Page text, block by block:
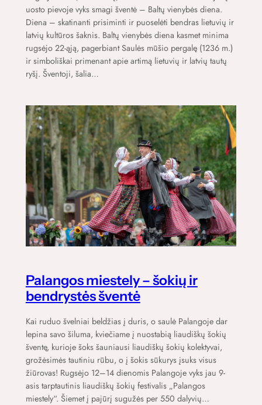
uosto pievoje vyks smagi šventė – Baltų vienybės diena.
Diena – skatinanti prisiminti ir puoselėti bendras lietuvių ir
latvių kultūros šaknis. Baltų vienybės diena kasmet minima
rugsėjo 22-ąją, pagerbiant Saulės mūšio pergalę (1236 m.)
ir simboliškai primenant apie artimą lietuvių ir latvių tautų
ryšį. Šventoji, šalia…
Palangos miestely – šokių ir
bendrystės šventė
Kai ruduo švelniai beldžias į duris, o saulė Palangoje dar
lepina savo šiluma, kviečiame į nuostabią liaudiškų šokių
šventę, kurioje šoks šauniausi liaudiškų šokių kolektyvai,
grožėsimės tautiniu rūbu, o į šokis sūkurys įsuks visus
žiūrovas! Rugsėjo 12–14 dienomis Palangoje vyks jau 9-
asis tarptautinis liaudiškų šokių festivalis „Palangos
miestely“. Šiemet į pajūrį sugužės per 550 dalyvių…